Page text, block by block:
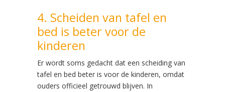
4. Scheiden van tafel en
bed is beter voor de
kinderen
Er wordt soms gedacht dat een scheiding van
tafel en bed beter is voor de kinderen, omdat
ouders officieel getrouwd blijven. In